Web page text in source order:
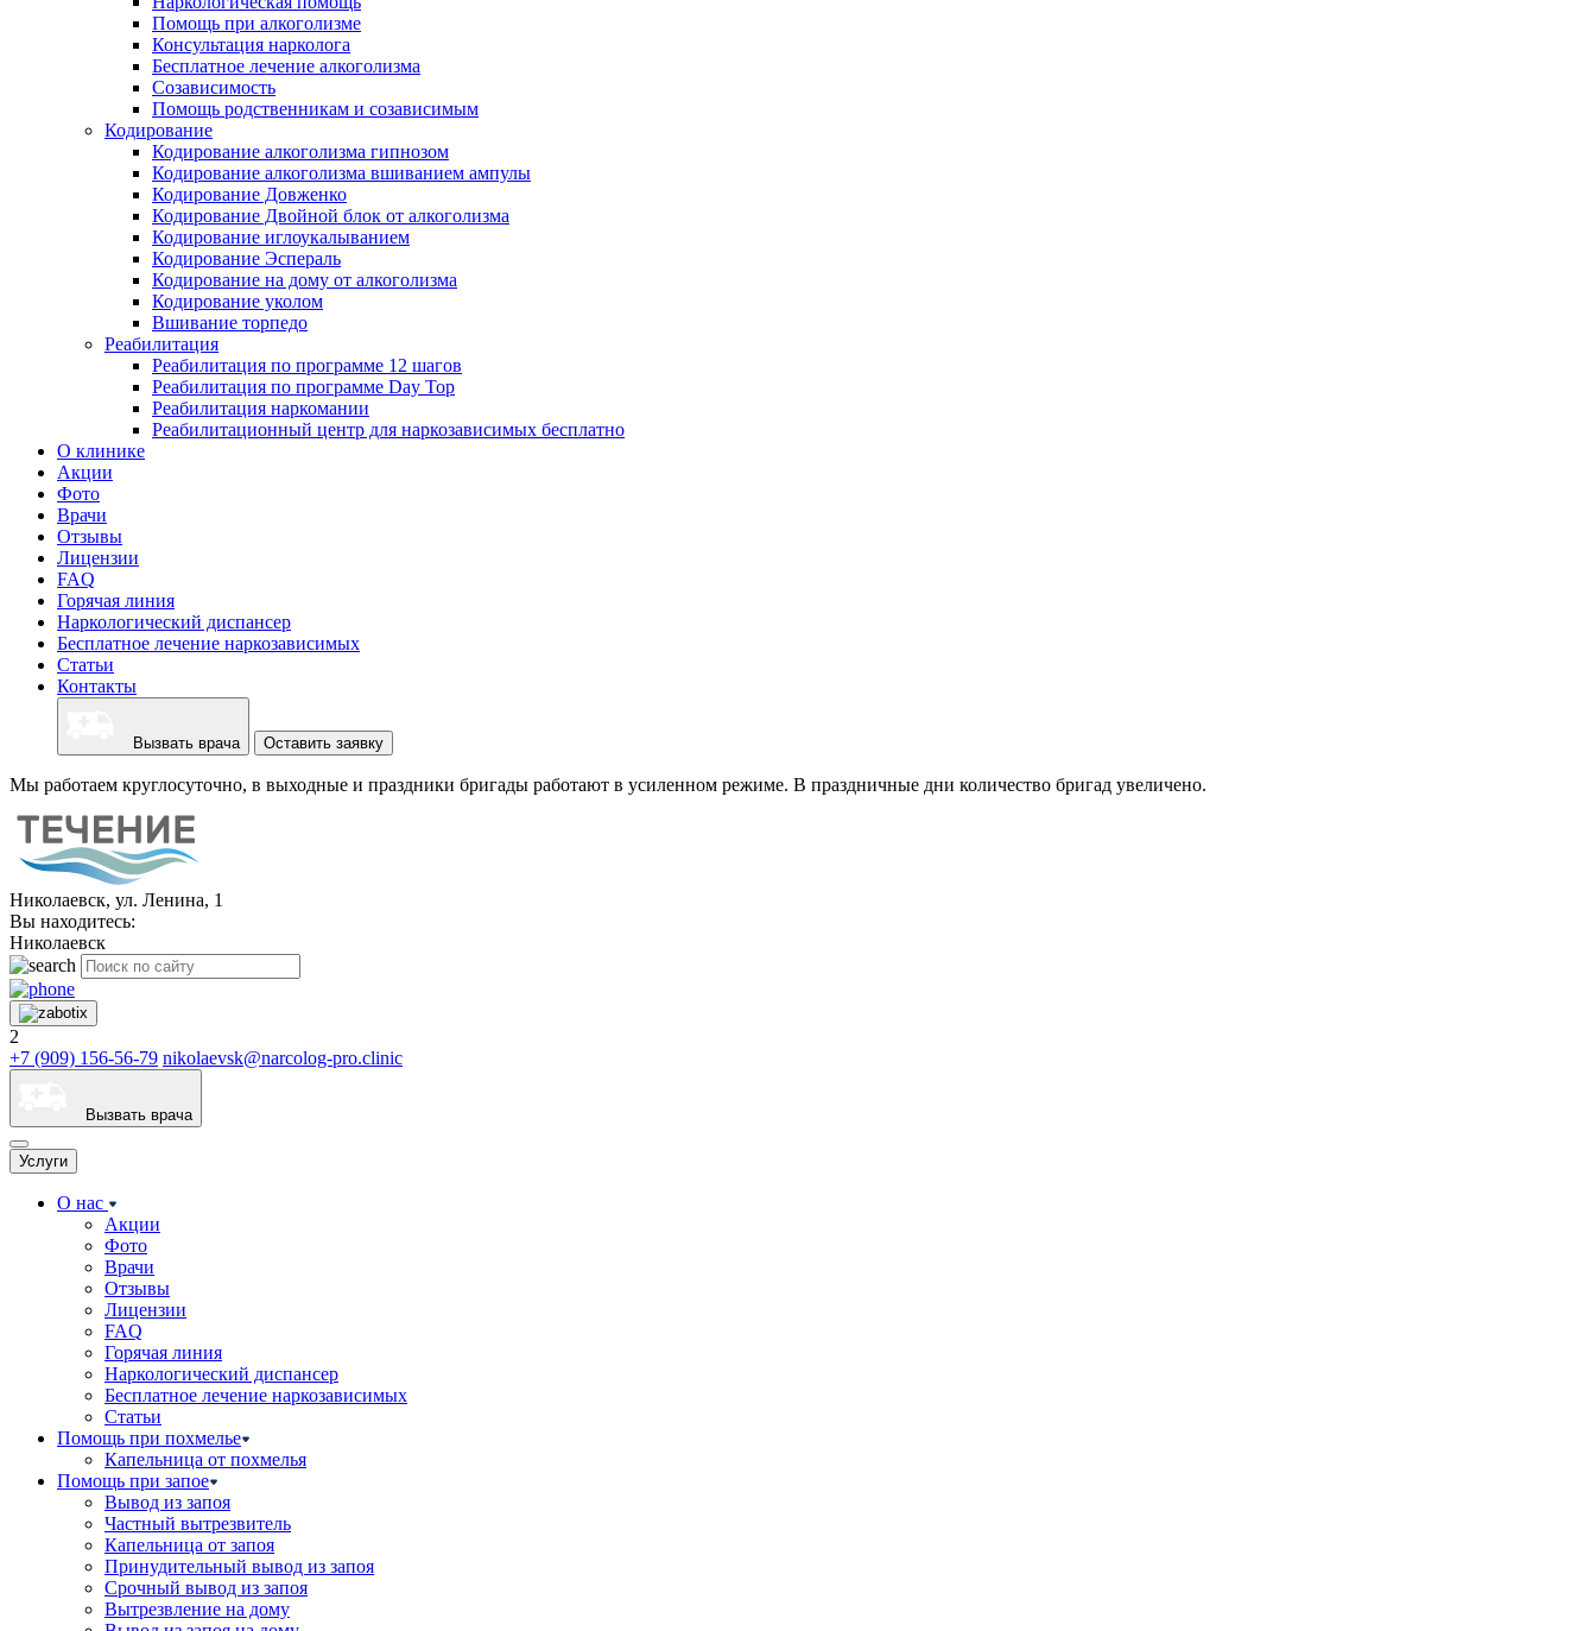
Помощь при алкоголизме
Консультация нарколога
Бесплатное лечение алкоголизма
Созависимость
Помощь родственникам и созависимым
Кодирование
Кодирование алкоголизма гипнозом
Кодирование алкоголизма вшиванием ампулы
Кодирование Довженко
Кодирование Двойной блок от алкоголизма
Кодирование иглоукалыванием
Кодирование Эспераль
Кодирование на дому от алкоголизма
Кодирование уколом
Вшивание торпедо
Реабилитация
Реабилитация по программе 12 шагов
Реабилитация по программе Day Top
Реабилитация наркомании
Реабилитационный центр для наркозависимых бесплатно
О клинике
Акции
Фото
Врачи
Отзывы
Лицензии
FAQ
Горячая линия
Наркологический диспансер
Бесплатное лечение наркозависимых
Статьи
Контакты
Вызвать врача Оставить заявку
Мы работаем круглосуточно, в выходные и праздники бригады работают в усиленном режиме. В праздничные дни количество бригад увеличено.
Николаевск, ул. Ленина, 1
Вы находитесь:
Николаевск
2
+7 (909) 156-56-79 nikolaevsk@narcolog-pro.clinic
Вызвать врача
Услуги
О нас
Акции
Фото
Врачи
Отзывы
Лицензии
FAQ
Горячая линия
Наркологический диспансер
Бесплатное лечение наркозависимых
Статьи
Помощь при похмелье
Капельница от похмелья
Помощь при запое
Вывод из запоя
Частный вытрезвитель
Капельница от запоя
Принудительный вывод из запоя
Срочный вывод из запоя
Вытрезвление на дому